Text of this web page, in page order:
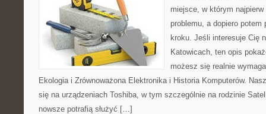
miejsce, w którym
problemu, a dopiero potem
kroku. Jeśli interesuje Cię
Katowicach, ten opis
możesz się realnie
Ekologia i Zrównoważona Elektronika i Historia Komputerów.
się na urządzeniach Toshiba, w tym szczególnie na rodzinie
nowsze potrafią służyć […]